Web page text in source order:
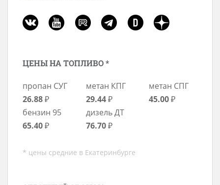
ЦЕНЫ НА ТОПЛИВО *
пропан СУГ
26.88₽
метан КПГ
29.44₽
метан СПГ
45.00₽
бензин 95
65.40₽
дизель ДТ
76.70₽
* цены средние в Екатеринбурге